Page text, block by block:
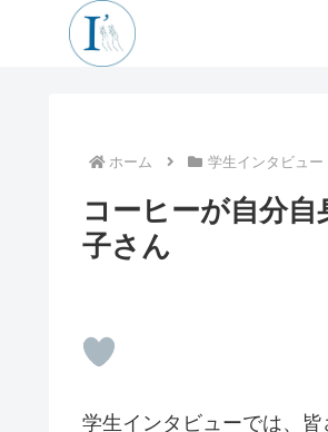
ホーム 学生インタビュー
コーヒーが自分
子さん
学生インタビューでは、皆